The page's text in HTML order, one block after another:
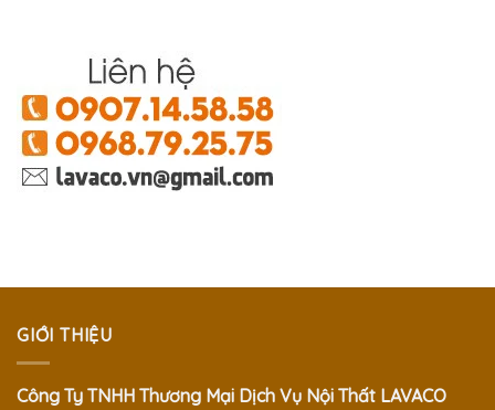
GIỚI THIỆU
Công Ty TNHH Thương Mại Dịch Vụ Nội Thất LAVACO